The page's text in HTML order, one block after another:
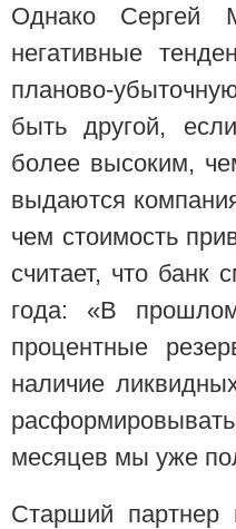
Однако Сергей
негативные
планово-
быть другой,
более высоким,
выдаются
чем стоимость
считает, что банк
года: «В
процентные
наличие
месяцев мы уже
Старший